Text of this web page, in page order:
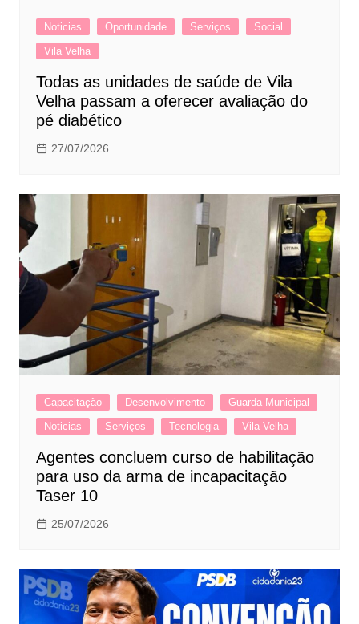
Noticias Oportunidade Serviços
Social
Vila Velha
Todas as unidades de saúde de Vila
Velha passam a oferecer avaliação do
pé diabético
27/07/2026
Capacitação Desenvolvimento
Guarda Municipal
Noticias
Serviços Tecnologia Vila Velha
Agentes concluem curso de habilitação
para uso da arma de incapacitação
Taser 10
25/07/2026